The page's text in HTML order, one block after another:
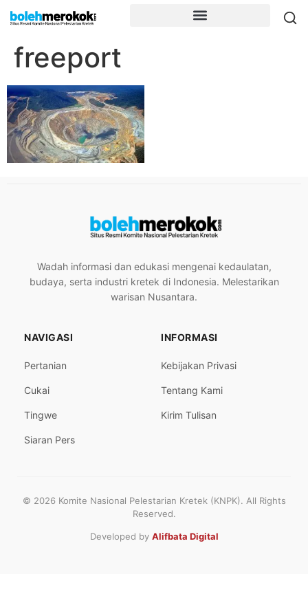
freeport
Wadah informasi dan edukasi mengenai kedaulatan,
budaya, serta industri kretek di Indonesia. Melestarikan
warisan Nusantara.
NAVIGASI
Pertanian
Cukai
Tingwe
Siaran Pers
INFORMASI
Kebijakan Privasi
Tentang Kami
Kirim Tulisan
© 2026 Komite Nasional Pelestarian Kretek (KNPK). All Rights
Reserved.
Developed by Alifbata Digital